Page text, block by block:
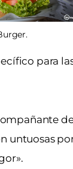
para
untuosas